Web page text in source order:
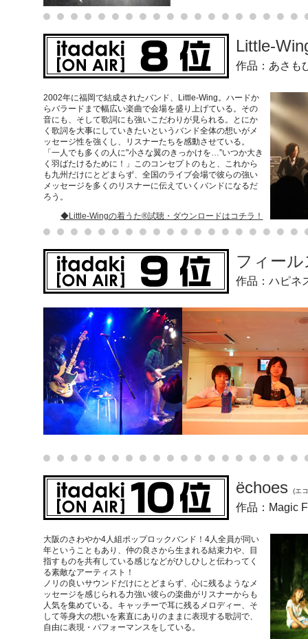
Little-
作品：あさも
2002年に福岡で結成されたバンド、Little-Wing。ハードか
らバラードまで幅広い楽曲で会場を盛り上げている。その
音にも、そして歌詞にも強いこだわりが見られる。とにか
く歌詞を大事にしていきたいというバンド全体の想いがメ
ッセージ性を強くし、リスナーたちを感動させている。
「一人でも多くの人に"小さな翼のきっかけを…”いつか大き
く羽ばたけるために！」このコンセプトのもと、これから
も九州だけにとどまらず、全国のライブ会場で彼らの強い
メッセージを多くのリスナーに伝えていくバンドになるだ
ろう。
◆Little-Wingの着うた®試聴・ダウンロードはコチラ！
フィー
作品：ハピ
ёchoes (エ
作品：Magic
大阪のさわやか4人組ポップロックバンド！4人全員が同い
年ということもあり、仲の良さから生まれる結束力や、目
指すものを共有している感じなどがひしひしと伝わってく
る素敵なアーティスト！
ノリの良いサウンドだけにとどまらず、心に残るようなメ
ッセージを感じられる力強い彼らの楽曲がリスナーからも
人気を集めている。キャッチーで耳に残るメロディー、そ
して等身大の想いを素直にありのままに表現する歌詞で、
自由に表現・パフォーマンスをしている。